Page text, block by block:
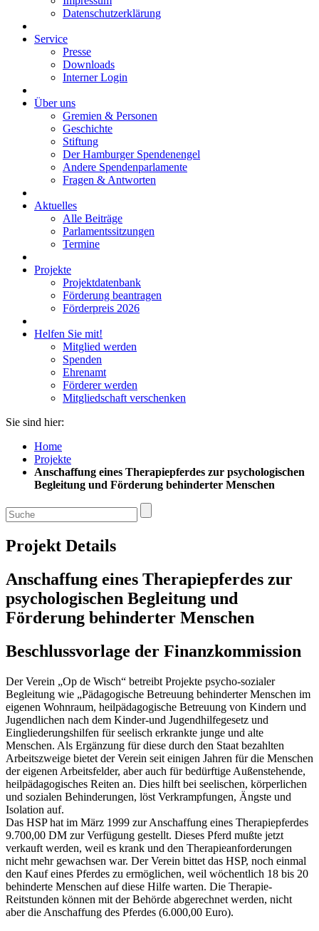
Datenschutzerklärung
Service
Presse
Downloads
Interner Login
Über uns
Gremien & Personen
Geschichte
Stiftung
Der Hamburger Spendenengel
Andere Spendenparlamente
Fragen & Antworten
Aktuelles
Alle Beiträge
Parlamentssitzungen
Termine
Projekte
Projektdatenbank
Förderung beantragen
Förderpreis 2026
Helfen Sie mit!
Mitglied werden
Spenden
Ehrenamt
Förderer werden
Mitgliedschaft verschenken
Sie sind hier:
Home
Projekte
Anschaffung eines Therapiepferdes zur psychologischen
Begleitung und Förderung behinderter Menschen
Projekt Details
Anschaffung eines Therapiepferdes zur
psychologischen Begleitung und
Förderung behinderter Menschen
Beschlussvorlage der Finanzkommission
Der Verein „Op de Wisch“ betreibt Projekte psycho-sozialer
Begleitung wie „Pädagogische Betreuung behinderter Menschen im
eigenen Wohnraum, heilpädagogische Betreuung von Kindern und
Jugendlichen nach dem Kinder-und Jugendhilfegesetz und
Eingliederungshilfen für seelisch erkrankte junge und alte
Menschen. Als Ergänzung für diese durch den Staat bezahlten
Arbeitszweige bietet der Verein seit einigen Jahren für die Menschen
der eigenen Arbeitsfelder, aber auch für bedürftige Außenstehende,
heilpädagogisches Reiten an. Dies hilft bei seelischen, körperlichen
und sozialen Behinderungen, löst Verkrampfungen, Ängste und
Isolation auf.
Das HSP hat im März 1999 zur Anschaffung eines Therapiepferdes
9.700,00 DM zur Verfügung gestellt. Dieses Pferd mußte jetzt
verkauft werden, weil es krank und den Therapieanforderungen
nicht mehr gewachsen war. Der Verein bittet das HSP, noch einmal
den Kauf eines Pferdes zu ermöglichen, weil wöchentlich 18 bis 20
behinderte Menschen auf diese Hilfe warten. Die Therapie-
Reitstunden können mit der Behörde abgerechnet werden, nicht
aber die Anschaffung des Pferdes (6.000,00 Euro).